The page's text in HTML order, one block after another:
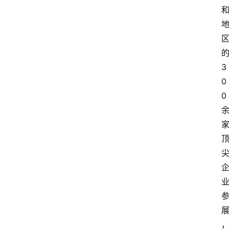
和
地
区
的
3
0
0
余
家
顶
尖
企
业
参
展
，